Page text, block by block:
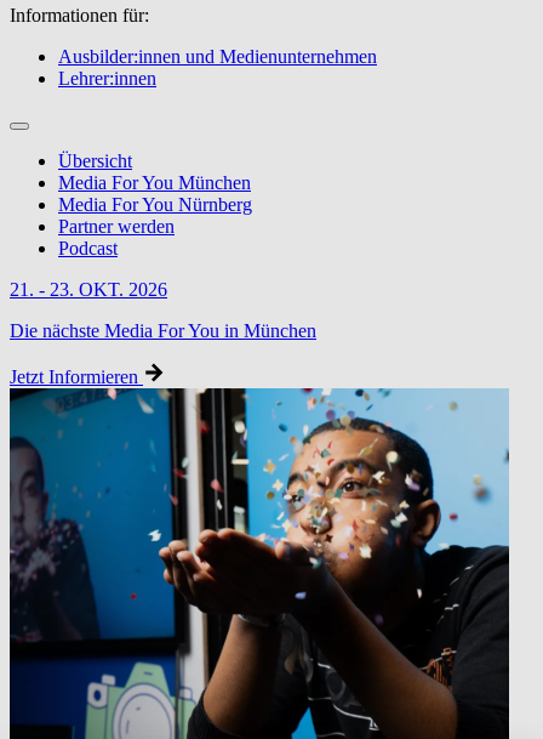
Informationen für:
Ausbilder:innen und Medienunternehmen
Lehrer:innen
Übersicht
Media For You München
Media For You Nürnberg
Partner werden
Podcast
21. - 23. OKT. 2026
Die nächste Media For You in München
Jetzt Informieren